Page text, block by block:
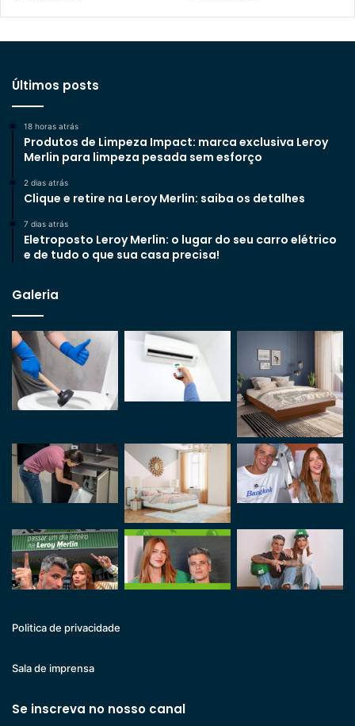
Últimos posts
18 horas atrás
Produtos de Limpeza Impact: marca exclusiva Leroy
Merlin para limpeza pesada sem esforço
2 dias atrás
Clique e retire na Leroy Merlin: saiba os detalhes
7 dias atrás
Eletroposto Leroy Merlin: o lugar do seu carro elétrico
e de tudo o que sua casa precisa!
Galeria
Politica de privacidade
Sala de imprensa
Se inscreva no nosso canal